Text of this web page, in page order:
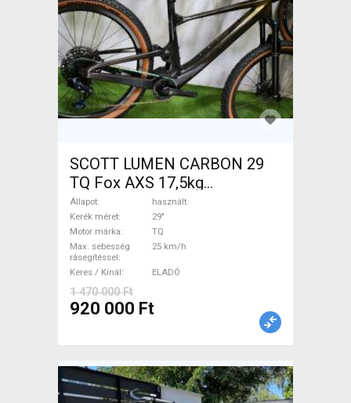
SCOTT LUMEN CARBON 29
TQ Fox AXS 17,5kg
Elektromos Mountain Bike
29" össztelós / fully TQ
használt ELADÓ
Állapot
használt
Kerék méret
29"
Motor márka
TQ
Max. sebesség
rásegítéssel
25 km/h
Keres / Kínál ELADÓ
1 470 000 Ft
920 000 Ft